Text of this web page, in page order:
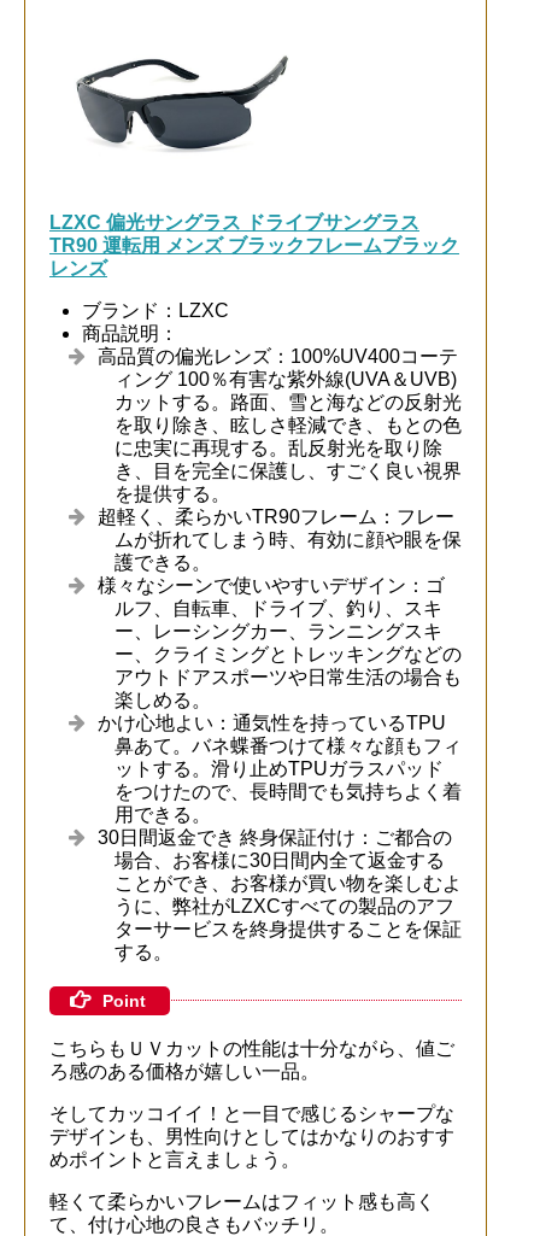
LZXC 偏光サングラス ドライブサングラス
TR90 運転用 メンズ ブラックフレームブラック
レンズ
ブランド：LZXC
商品説明：
高品質の偏光レンズ：100%UV400コーテ
ィング 100％有害な紫外線(UVA＆UVB)
カットする。路面、雪と海などの反射光
を取り除き、眩しさ軽減でき、もとの色
に忠実に再現する。乱反射光を取り除
き、目を完全に保護し、すごく良い視界
を提供する。
超軽く、柔らかいTR90フレーム：フレー
ムが折れてしまう時、有効に顔や眼を保
護できる。
様々なシーンで使いやすいデザイン：ゴ
ルフ、自転車、ドライブ、釣り、スキ
ー、レーシングカー、ランニングスキ
ー、クライミングとトレッキングなどの
アウトドアスポーツや日常生活の場合も
楽しめる。
かけ心地よい：通気性を持っているTPU
鼻あて。バネ蝶番つけて様々な顔もフィ
ットする。滑り止めTPUガラスパッド
をつけたので、長時間でも気持ちよく着
用できる。
30日間返金でき 終身保証付け：ご都合の
場合、お客様に30日間内全て返金する
ことができ、お客様が買い物を楽しむよ
うに、弊社がLZXCすべての製品のアフ
ターサービスを終身提供することを保証
する。
Point
こちらもＵＶカットの性能は十分ながら、値ご
ろ感のある価格が嬉しい一品。
そしてカッコイイ！と一目で感じるシャープな
デザインも、男性向けとしてはかなりのおすす
めポイントと言えましょう。
軽くて柔らかいフレームはフィット感も高く
て、付け心地の良さもバッチリ。